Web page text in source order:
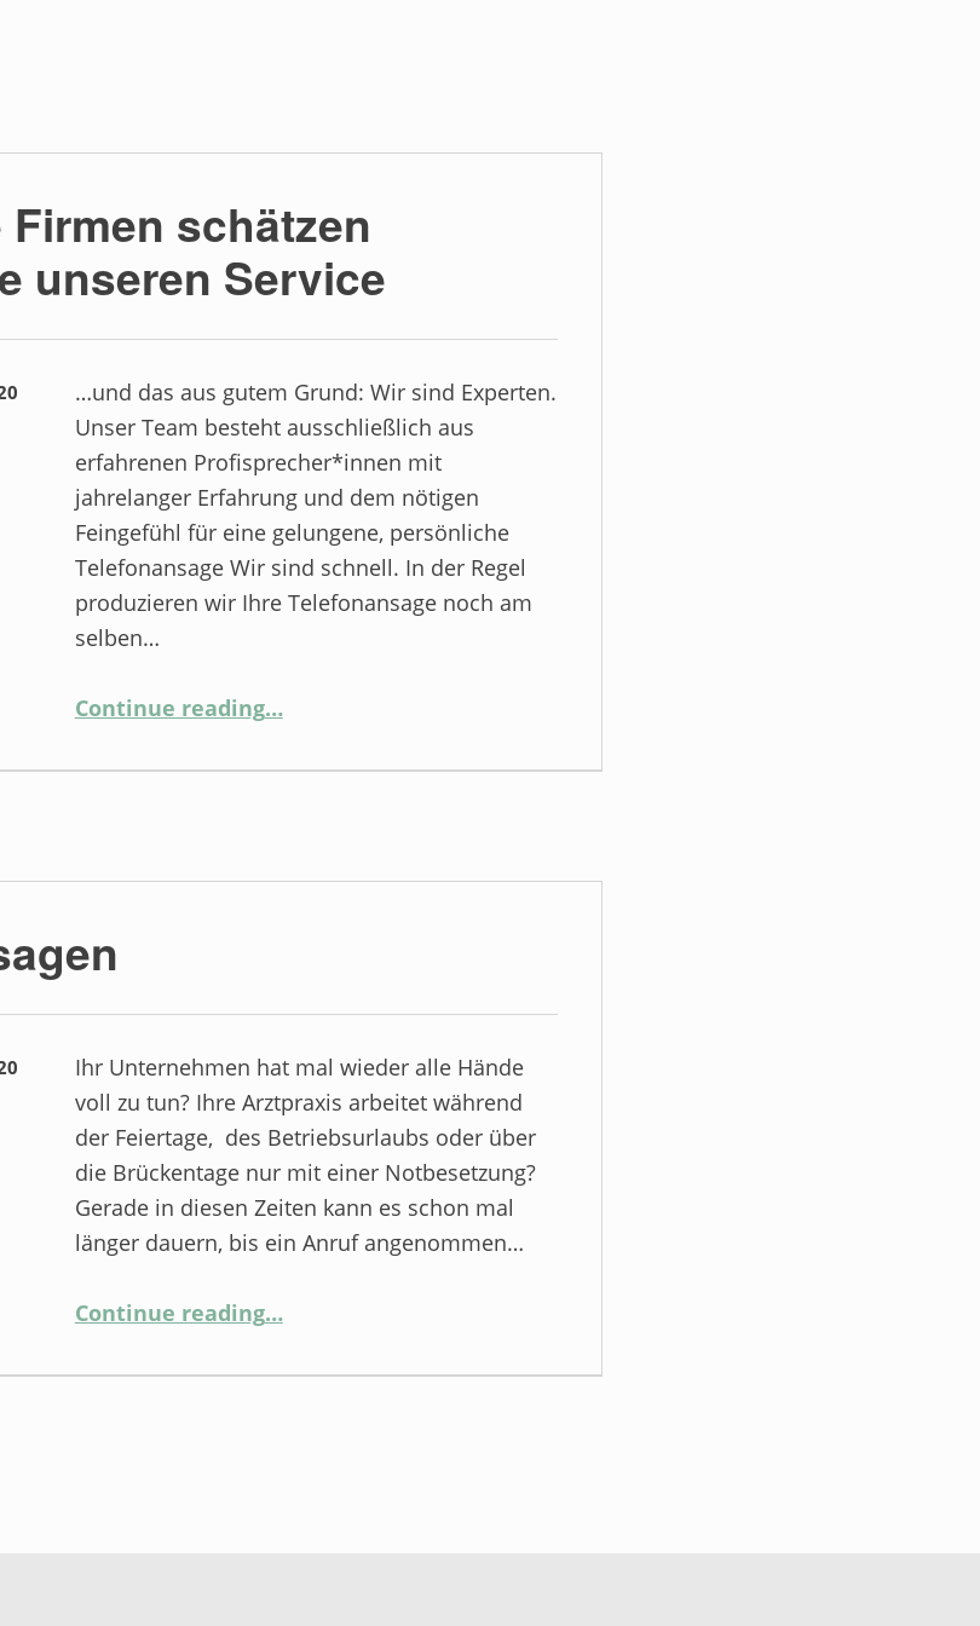
schätzen
unseren Service
…und das aus gutem Grund: Wir sind Experten.
Unser Team besteht ausschließlich aus
erfahrenen Profisprecher*innen mit
jahrelanger Erfahrung und dem nötigen
Feingefühl für eine gelungene, persönliche
Telefonansage Wir sind schnell. In der Regel
produzieren wir Ihre Telefonansage noch am
selben…
Continue reading…
Ihr Unternehmen hat mal wieder alle Hände
voll zu tun? Ihre Arztpraxis arbeitet während
der Feiertage, des Betriebsurlaubs oder über
die Brückentage nur mit einer Notbesetzung?
Gerade in diesen Zeiten kann es schon mal
länger dauern, bis ein Anruf angenommen…
Continue reading…